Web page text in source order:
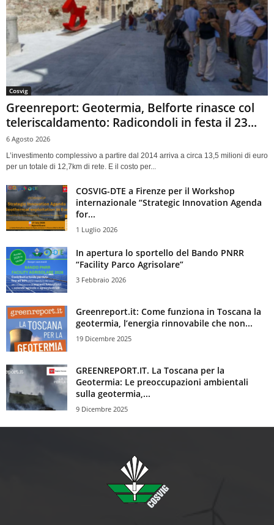
Cosvig
Greenreport: Geotermia, Belforte rinasce col
teleriscaldamento: Radicondoli in festa il 23...
6 Agosto 2026
L’investimento complessivo a partire dal 2014 arriva a circa 13,5 milioni di euro
per un totale di 12,7km di rete. E il costo per...
COSVIG-DTE a Firenze per il Workshop
internazionale “Strategic Innovation Agenda
for...
1 Luglio 2026
In apertura lo sportello del Bando PNRR
“Facility Parco Agrisolare”
3 Febbraio 2026
Greenreport.it: Come funziona in Toscana la
geotermia, l’energia rinnovabile che non...
19 Dicembre 2025
GREENREPORT.IT. La Toscana per la
Geotermia: Le preoccupazioni ambientali
sulla geotermia,...
9 Dicembre 2025